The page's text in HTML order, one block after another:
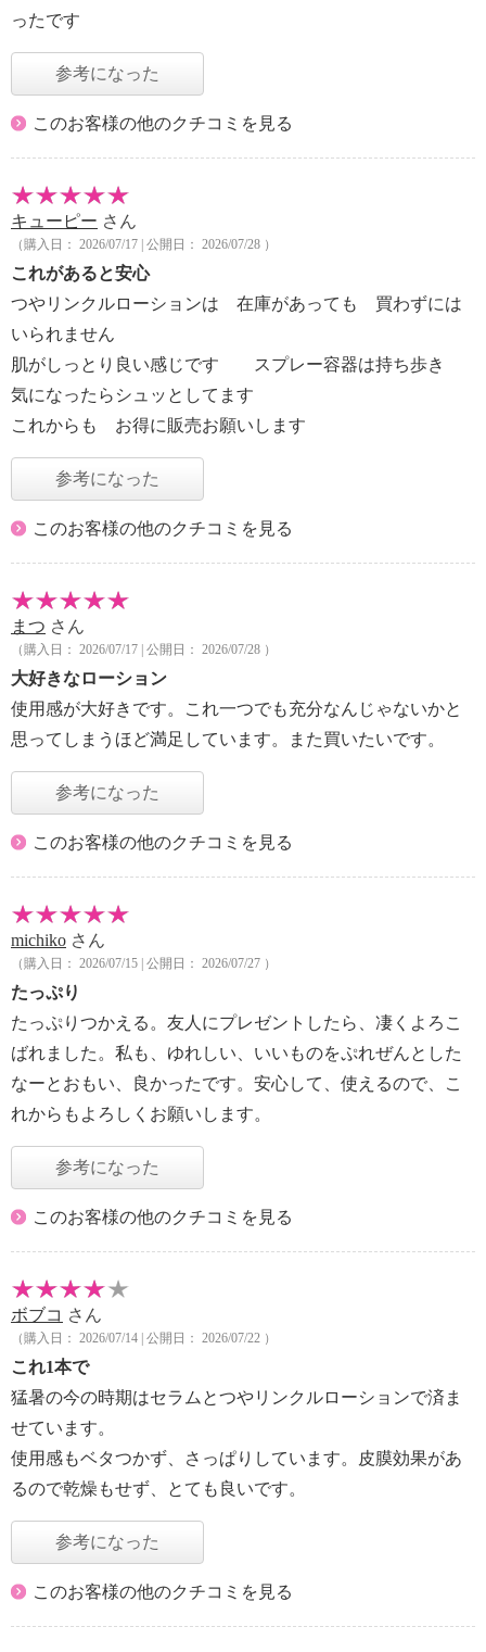
ったです
参考になった
このお客様の他のクチコミを見る
キューピー さん
（購入日： 2026/07/17 | 公開日： 2026/07/28 ）
これがあると安心
つやリンクルローションは 在庫があっても 買わずには
いられません
肌がしっとり良い感じです スプレー容器は持ち歩き
気になったらシュッとしてます
これからも お得に販売お願いします
参考になった
このお客様の他のクチコミを見る
まつ さん
（購入日： 2026/07/17 | 公開日： 2026/07/28 ）
大好きなローション
使用感が大好きです。これ一つでも充分なんじゃないかと
思ってしまうほど満足しています。また買いたいです。
参考になった
このお客様の他のクチコミを見る
michiko さん
（購入日： 2026/07/15 | 公開日： 2026/07/27 ）
たっぷり
たっぷりつかえる。友人にプレゼントしたら、凄くよろこ
ばれました。私も、ゆれしい、いいものをぷれぜんとした
なーとおもい、良かったです。安心して、使えるので、こ
れからもよろしくお願いします。
参考になった
このお客様の他のクチコミを見る
ボブコ さん
（購入日： 2026/07/14 | 公開日： 2026/07/22 ）
これ1本で
猛暑の今の時期はセラムとつやリンクルローションで済ま
せています。
使用感もベタつかず、さっぱりしています。皮膜効果があ
るので乾燥もせず、とても良いです。
参考になった
このお客様の他のクチコミを見る